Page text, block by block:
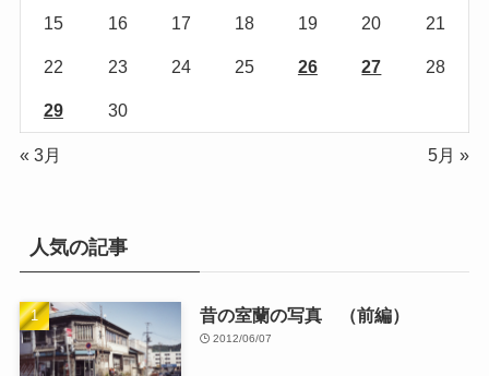
15 16 17 18 19 20 21
22 23 24 25 26 27 28
29 30
« 3月 5月 »
人気の記事
昔の室蘭の写真 （前編）
2012/06/07